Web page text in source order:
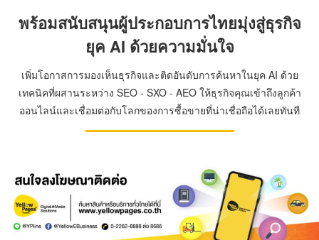
พร้อมสนับสนุนผู้ประกอบการไทยมุ่งสู่ธุรกิจ
ยุค AI ด้วยความมั่นใจ
เพิ่มโอกาสการมองเห็นธุรกิจและติดอันดับการค้นหาในยุค AI ด้วย
เทคนิคที่ผสานระหว่าง SEO - SXO - AEO ให้ธุรกิจคุณเข้าถึงลูกค้า
ออนไลน์และเชื่อมต่อกับโลกของการซื้อขายที่น่าเชื่อถือได้เลยทันที